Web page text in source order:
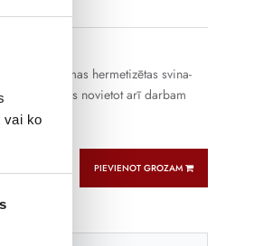
vai ko
hermetizētas svina-
ir pieļaujams novietot arī darbam
PIEVIENOT GROZAM